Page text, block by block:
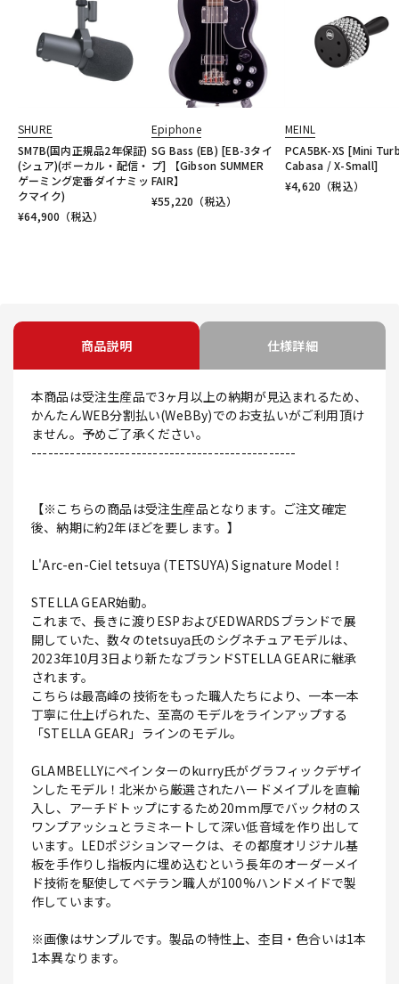
SHURE
SM7B(国内正規品2年保証)
(シュア)(ボーカル・配信・
ゲーミング定番ダイナミッ
クマイク)
¥64,900 （税込）
Epiphone
SG Bass (EB) [EB-3タイ
プ] 【Gibson SUMMER
FAIR】
¥55,220 （税込）
MEINL
PCA5BK-XS [Mini
Cabasa / X-Small]
¥4,620 （税込）
商品説明 仕様詳細
本商品は受注生産品で3ヶ月以上の納期が見込まれるため、
かんたんWEB分割払い(WeBBy)でのお支払いがご利用頂け
ません。予めご了承ください。
------------------------------------------------
【※こちらの商品は受注生産品となります。ご注文確定
後、納期に約2年ほどを要します。】
L'Arc-en-Ciel tetsuya (TETSUYA) Signature Model！
STELLA GEAR始動。
これまで、長きに渡りESPおよびEDWARDSブランドで展
開していた、数々のtetsuya氏のシグネチュアモデルは、
2023年10月3日より新たなブランドSTELLA GEARに継承
されます。
こちらは最高峰の技術をもった職人たちにより、一本一本
丁寧に仕上げられた、至高のモデルをラインアップする
「STELLA GEAR」ラインのモデル。
GLAMBELLYにペインターのkurry氏がグラフィックデザイ
ンしたモデル！北米から厳選されたハードメイプルを直輸
入し、アーチドトップにするため20mm厚でバック材のス
ワンプアッシュとラミネートして深い低音域を作り出して
います。LEDポジションマークは、その都度オリジナル基
板を手作りし指板内に埋め込むという長年のオーダーメイ
ド技術を駆使してベテラン職人が100%ハンドメイドで製
作しています。
※画像はサンプルです。製品の特性上、杢目・色合いは1本
1本異なります。